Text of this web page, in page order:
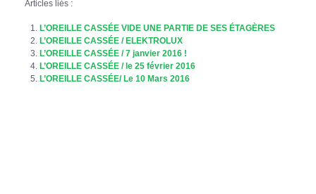
Articles liés :
L’OREILLE CASSÉE VIDE UNE PARTIE DE SES ÉTAGÈRES
L’OREILLE CASSÉE / ELEKTROLUX
L’OREILLE CASSÉE / 7 janvier 2016 !
L’OREILLE CASSÉE / le 25 février 2016
L’OREILLE CASSÉE/ Le 10 Mars 2016